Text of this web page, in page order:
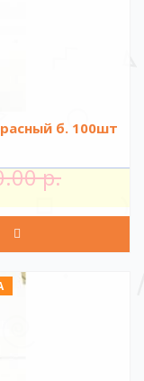
б. 100шт
р.